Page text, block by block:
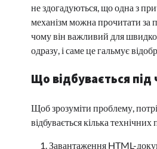
не здогадуються, що одна з
механізм можна прочитати за
чому він важливий для
одразу, і саме це гальмує
Що відбувається під
Щоб зрозуміти проблему,
відбувається кілька технічних
Завантаження HTML-